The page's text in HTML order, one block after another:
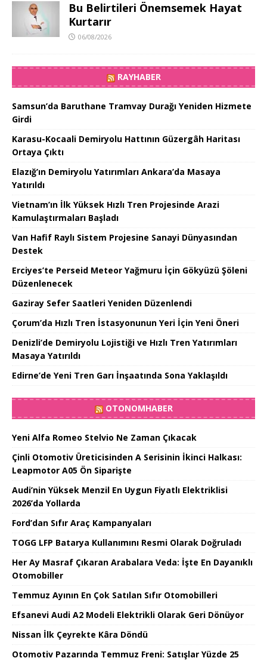
Bu Belirtileri Önemsemek Hayat
Kurtarır
06/08/2026
RAYHABER
Samsun’da Baruthane Tramvay Durağı Yeniden Hizmete
Girdi
Karasu-Kocaali Demiryolu Hattının Güzergâh Haritası
Ortaya Çıktı
Elazığ’ın Demiryolu Yatırımları Ankara’da Masaya
Yatırıldı
Vietnam’ın İlk Yüksek Hızlı Tren Projesinde Arazi
Kamulaştırmaları Başladı
Van Hafif Raylı Sistem Projesine Sanayi Dünyasından
Destek
Erciyes’te Perseid Meteor Yağmuru İçin Gökyüzü Şöleni
Düzenlenecek
Gaziray Sefer Saatleri Yeniden Düzenlendi
Çorum’da Hızlı Tren İstasyonunun Yeri İçin Yeni Öneri
Denizli’de Demiryolu Lojistiği ve Hızlı Tren Yatırımları
Masaya Yatırıldı
Edirne’de Yeni Tren Garı İnşaatında Sona Yaklaşıldı
OTONOMHABER
Yeni Alfa Romeo Stelvio Ne Zaman Çıkacak
Çinli Otomotiv Üreticisinden A Serisinin İkinci Halkası:
Leapmotor A05 Ön Siparişte
Audi’nin Yüksek Menzil En Uygun Fiyatlı Elektriklisi
2026’da Yollarda
Ford’dan Sıfır Araç Kampanyaları
TOGG LFP Batarya Kullanımını Resmi Olarak Doğruladı
Her Ay Masraf Çıkaran Arabalara Veda: İşte En Dayanıklı
Otomobiller
Temmuz Ayının En Çok Satılan Sıfır Otomobilleri
Efsanevi Audi A2 Modeli Elektrikli Olarak Geri Dönüyor
Nissan İlk Çeyrekte Kâra Döndü
Otomotiv Pazarında Temmuz Freni: Satışlar Yüzde 25